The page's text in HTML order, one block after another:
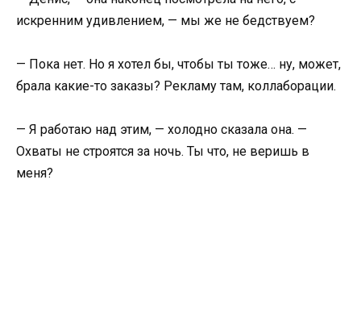
искренним удивлением, — мы же не бедствуем?
— Пока нет. Но я хотел бы, чтобы ты тоже… ну, может,
брала какие-то заказы? Рекламу там, коллаборации.
— Я работаю над этим, — холодно сказала она. —
Охваты не строятся за ночь. Ты что, не веришь в
меня?